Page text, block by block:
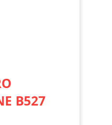
B527